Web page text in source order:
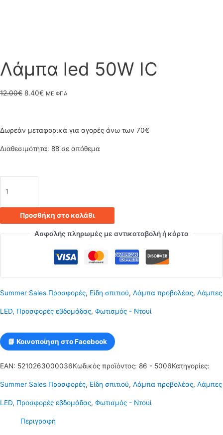
Λάμπα led 50W IC
12.00€ Original
was:
12.00€.
8.40€ Η
τιμή
είναι:
ΜΕ ΦΠΑ
Δωρεάν μεταφορικά για αγορές άνω των 70€
Διαθεσιμότητα: 88 σε απόθεμα
50W
Προσθήκη στο καλάθι
Ασφαλής πληρωμές με αντικαταβολή ή κάρτα
Summer Sales Προσφορές, Είδη σπιτιού, Λάμπα προβολέας, Λάμπες
LED, Προσφορές εβδομάδας, Φωτισμός - Ντουί
📘 Κοινοποίηση στο Facebook
EAN: 5210263000036Κωδικός προϊόντος: 86 - 5006Κατηγορίες:
Summer Sales Προσφορές, Είδη σπιτιού, Λάμπα προβολέας, Λάμπες
LED, Προσφορές εβδομάδας, Φωτισμός - Ντουί
Περιγραφή